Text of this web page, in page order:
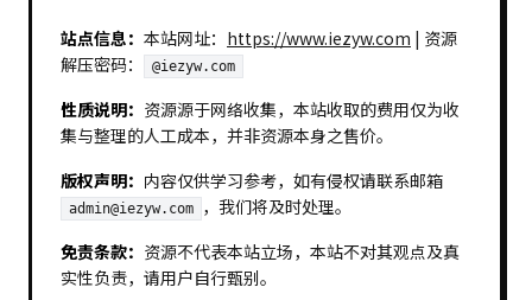
站点信息： 本站网址： https://www.iezyw.com | 资源
解压密码：
@iezyw.com
性质说明： 资源源于网络收集，本站收取的费用仅为收
集与整理的人工成本，并非资源本身之售价。
版权声明： 内容仅供学习参考，如有侵权请联系邮箱
admin@iezyw.com
，我们将及时处理。
免责条款： 资源不代表本站立场，本站不对其观点及真
实性负责，请用户自行甄别。